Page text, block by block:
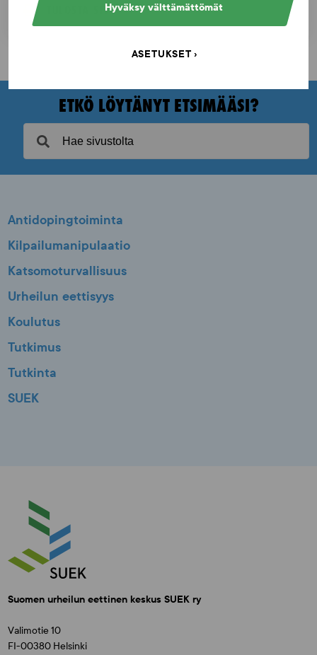
Hyväksy välttämättömät
ASETUKSET
TULOSTA SIVU
ETKÖ LÖYTÄNYT ETSIMÄÄSI?
Antidopingtoiminta
Kilpailumanipulaatio
Katsomoturvallisuus
Urheilun eettisyys
Koulutus
Tutkimus
Tutkinta
SUEK
Suomen urheilun eettinen keskus SUEK ry
Valimotie 10
FI-00380 Helsinki